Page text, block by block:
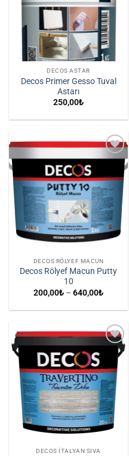
DECOS ASTAR
Decos Primer Gesso Tuval
Astarı
250,00₺
İstek
Ekle
DECOS RÖLYEF MACUN
Decos Rölyef Macun Putty
10
200,00₺ – 640,00₺Fiyat
640,00₺
İstek
Listene
Ekle
DECOS İTALYAN SIVA